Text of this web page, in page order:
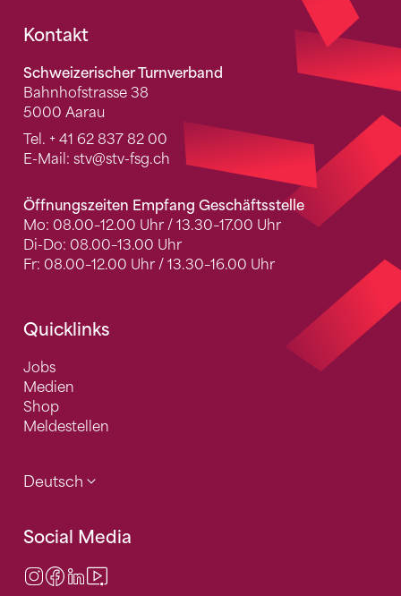
Fusszeile
Kontakt
Schweizerischer Turnverband
Bahnhofstrasse 38
5000 Aarau
Tel. + 41 62 837 82 00
E-Mail: stv@stv-fsg.ch
Öffnungszeiten Empfang Geschäftsstelle
Mo: 08.00–12.00 Uhr / 13.30–17.00 Uhr
Di-Do: 08.00–13.00 Uhr
Fr: 08.00–12.00 Uhr / 13.30–16.00 Uhr
Quicklinks
Jobs
Medien
Shop
Meldestellen
Deutsch
Social Media
Instagram
Facebook
LinkedIn